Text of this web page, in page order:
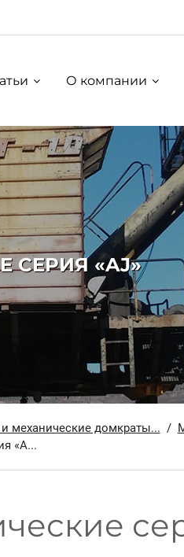
О компании
«AJ»
механические домкраты...
«A...